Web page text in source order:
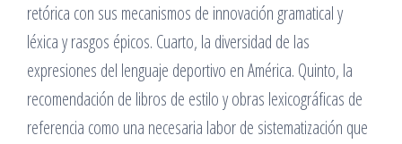
retórica con sus mecanismos de innovación gramatical y
léxica y rasgos épicos. Cuarto, la diversidad de las
expresiones del lenguaje deportivo en América. Quinto, la
recomendación de libros de estilo y obras lexicográficas de
referencia como una necesaria labor de sistematización que